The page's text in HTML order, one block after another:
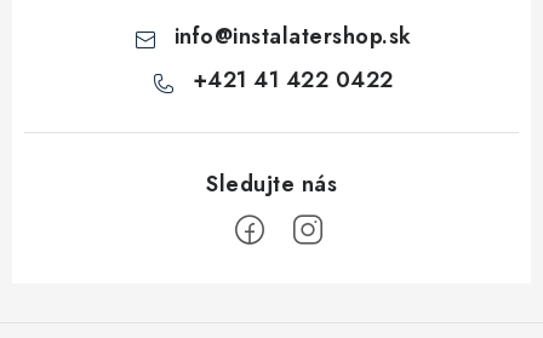
info@instalatershop.sk
+421 41 422 0422